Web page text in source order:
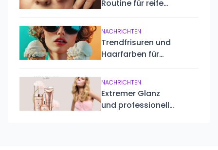
Routine für reife
Haut
NACHRICHTEN
Trendfrisuren und
Haarfarben für
den Sommer 2025
NACHRICHTEN
Extremer Glanz
und professionelle